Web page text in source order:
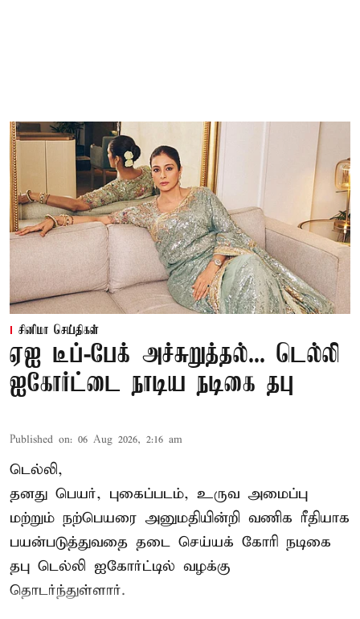
சினிமா செய்திகள்
ஏஐ டீப்-பேக் அச்சுறுத்தல்... டெல்லி
ஐகோர்ட்டை நாடிய நடிகை தபு
Published on: 06 Aug 2026, 2:16 am
டெல்லி,
தனது பெயர், புகைப்படம், உருவ அமைப்பு
மற்றும் நற்பெயரை அனுமதியின்றி வணிக ரீதியாக
பயன்படுத்துவதை தடை செய்யக் கோரி நடிகை
தபு டெல்லி ஐகோர்ட்டில் வழக்கு
தொடர்ந்துள்ளார்.